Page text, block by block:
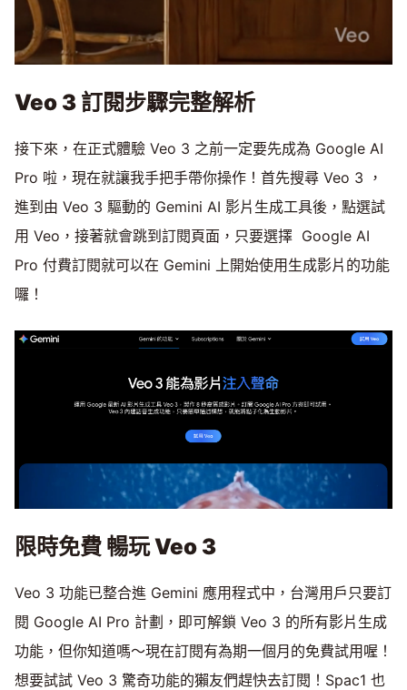
Veo 3 訂閱步驟完整解析
接下來，在正式體驗 Veo 3 之前一定要先成為 Google AI
Pro 啦，現在就讓我手把手帶你操作！首先搜尋 Veo 3 ，
進到由 Veo 3 驅動的 Gemini AI 影片生成工具後，點選試
用 Veo，接著就會跳到訂閱頁面，只要選擇 Google AI
Pro 付費訂閱就可以在 Gemini 上開始使用生成影片的功能
囉！
限時免費 暢玩 Veo 3
Veo 3 功能已整合進 Gemini 應用程式中，台灣用戶只要訂
閱 Google AI Pro 計劃，即可解鎖 Veo 3 的所有影片生成
功能，但你知道嗎～現在訂閱有為期一個月的免費試用喔！
想要試試 Veo 3 驚奇功能的獺友們趕快去訂閱！Spac1 也